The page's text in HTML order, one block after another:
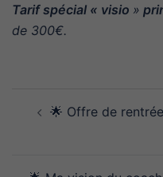
Tarif spécial « visio »
de 300€.
d’article
🌟 Offre de